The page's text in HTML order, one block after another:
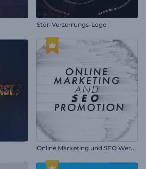
Stör-Verzerrungs-Logo
O
nline Marketing und SEO Werbung